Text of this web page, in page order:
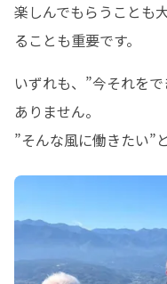
楽しんでもらうことも
ることも重要です。
いずれも、”今それを
ありません。
”そんな風に働きたい”